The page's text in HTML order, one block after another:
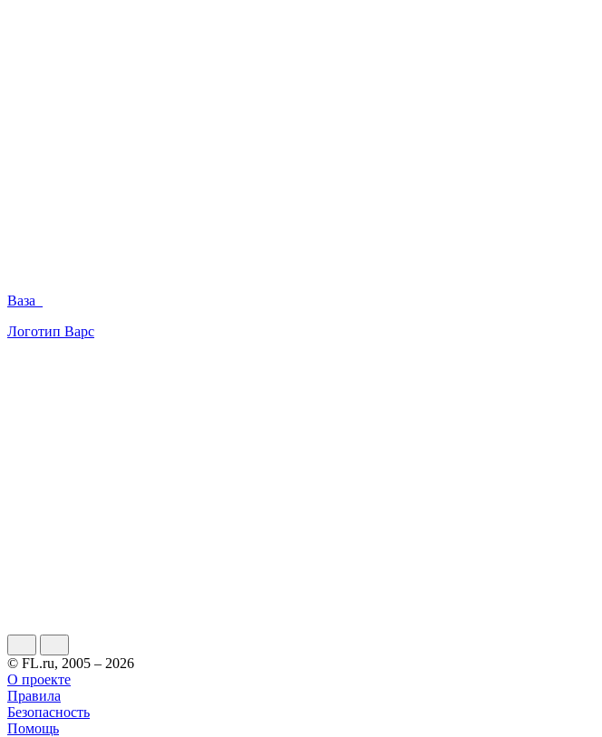
Ваза_
Логотип Варс
© FL.ru, 2005 – 2026
О проекте
Правила
Безопасность
Помощь